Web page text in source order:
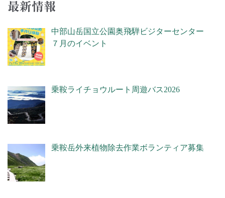
最新情報
中部山岳国立公園奥飛騨ビジターセンター
７月のイベント
乗鞍ライチョウルート周遊バス2026
乗鞍岳外来植物除去作業ボランティア募集